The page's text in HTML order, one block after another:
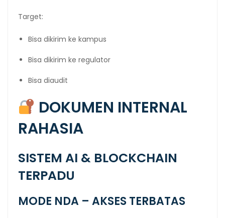
Target:
Bisa dikirim ke kampus
Bisa dikirim ke regulator
Bisa diaudit
DOKUMEN INTERNAL
RAHASIA
SISTEM AI & BLOCKCHAIN
TERPADU
MODE NDA – AKSES TERBATAS